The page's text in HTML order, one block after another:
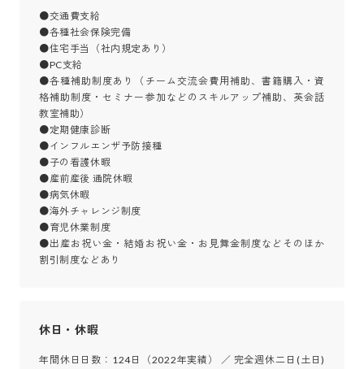
●交通費支給
●各種社会保険完備
●住宅手当（社内規定あり）
●PC支給
●各種補助制度あり（チーム交流会費用補助、書籍購入・資
格補助制度・セミナー参加などのスキルアップ補助、英会話
教室補助）
●定期健康診断
●インフルエンザ予防接種
●子の看護休暇
●産前産後 通院休暇
●病気休暇
●海外チャレンジ制度
●育児休業制度
●出産お祝い金・結婚お祝い金・お見舞金制度などそのほか
割引制度などあり
休日・休暇
年間休日日数：124日（2022年実績） ／ 完全週休二日(土日)